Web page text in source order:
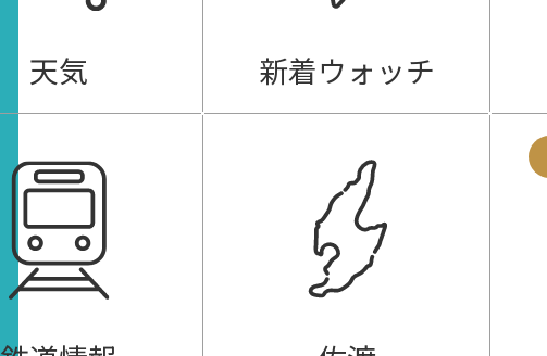
天気 新着ウォッチ